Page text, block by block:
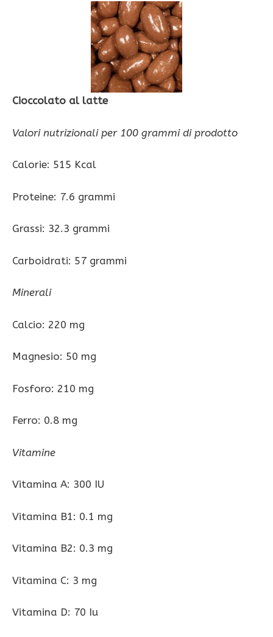
Cioccolato al latte
Valori nutrizionali per 100 grammi di prodotto
Calorie: 515 Kcal
Proteine: 7.6 grammi
Grassi: 32.3 grammi
Carboidrati: 57 grammi
Minerali
Calcio: 220 mg
Magnesio: 50 mg
Fosforo: 210 mg
Ferro: 0.8 mg
Vitamine
Vitamina A: 300 IU
Vitamina B1: 0.1 mg
Vitamina B2: 0.3 mg
Vitamina C: 3 mg
Vitamina D: 70 Iu